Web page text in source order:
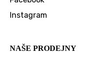
Instagram
NAŠE PRODEJNY